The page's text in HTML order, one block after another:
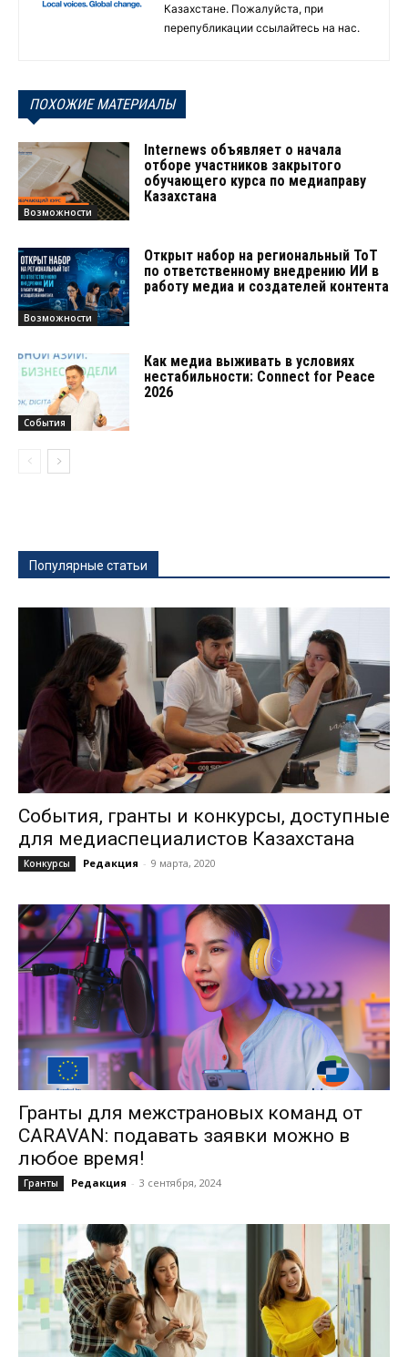
Казахстане. Пожалуйста, при
перепубликации ссылайтесь на нас.
ПОХОЖИЕ МАТЕРИАЛЫ
Возможности
Internews объявляет о начала
отборе участников закрытого
обучающего курса по медиаправу
Казахстана
Возможности
Открыт набор на региональный ТоТ
по ответственному внедрению ИИ в
работу медиа и создателей контента
События
Как медиа выживать в условиях
нестабильности: Connect for Peace
2026
Популярные статьи
События, гранты и конкурсы, доступные
для медиаспециалистов Казахстана
Конкурсы Редакция - 9 марта, 2020
Гранты для межстрановых команд от
CARAVAN: подавать заявки можно в
любое время!
Гранты Редакция - 3 сентября, 2024